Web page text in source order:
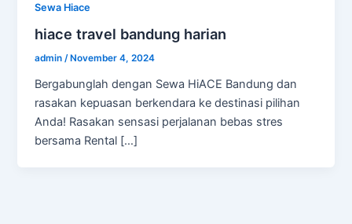
Sewa Hiace
hiace travel bandung harian
admin/ November 4, 2024
Bergabunglah dengan Sewa HiACE Bandung dan
rasakan kepuasan berkendara ke destinasi pilihan
Anda! Rasakan sensasi perjalanan bebas stres
bersama Rental […]